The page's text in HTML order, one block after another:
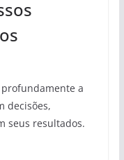
a
decisões,
seus resultados.